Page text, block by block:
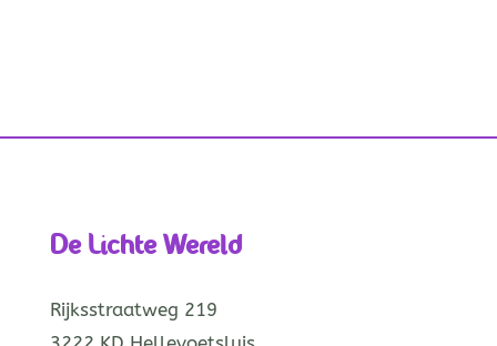
De Lichte Wereld
Rijksstraatweg 219